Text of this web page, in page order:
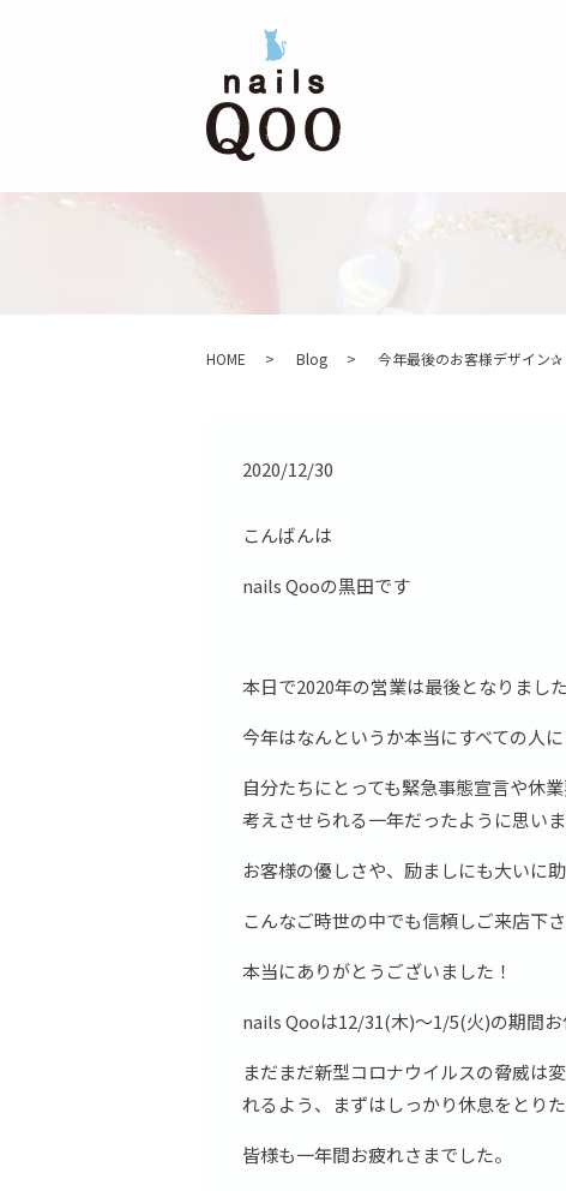
HOME Blog 今年最後のお客様デザイン✰
2020/12/30
こんばんは
nails Qooの黒田です
本日で2020年の営業は最後となりまし
今年はなんというか本当にすべての人
自分たちにとっても緊急事態宣言や休
考えさせられる一年だったように思いま
お客様の優しさや、励ましにも大いに助
こんなご時世の中でも信頼しご来店下
本当にありがとうございました！
nails Qooは12/31(木)～1/5(火)の期間お
まだまだ新型コロナウイルスの脅威は
れるよう、まずはしっかり休息をとりた
皆様も一年間お疲れさまでした。